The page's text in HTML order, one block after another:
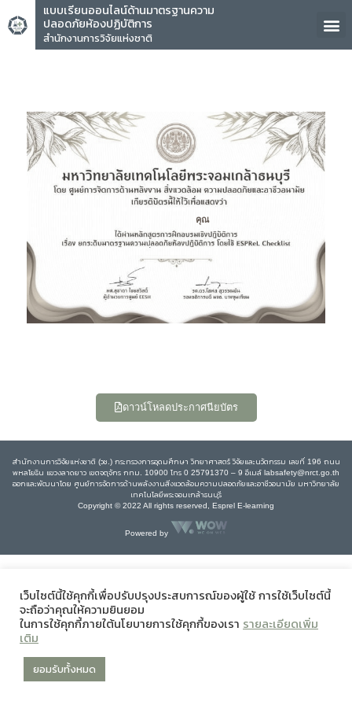
แบบเรียนออนไลน์ด้านมาตรฐานความ
ปลอดภัยห้องปฏิบัติการ
สำนักงานการวิจัยแห่งชาติ
คุณ
ดาวน์โหลดประกาศนียบัตร
สำนักงานการวิจัยแห่งชาติ (วช.) กระทรวงการอุดมศึกษา วิทยาศาสตร์ วิจัยและนวัตกรรม เลขที่ 196 ถนน
พหลโยธิน แขวงลาดยาว เขตจตุจักร กทม. 10900 โทร 0 25791370 – 9 อีเมล์ labsafety@nrct.go.th
ออกและพัฒนาโดย ศูนย์การจัดการด้านพลังงานสิ่งแวดล้อมความปลอดภัยและอาชีวอนามัย มหาวิทยาลัย
เทคโนโลยีพระจอมเกล้าธนบุรี
Copyright © 2022 All rights reserved, Esprel E-learning
Powered by
เว็บไซต์นี้ใช้คุกกี้เพื่อปรับปรุงประสบการณ์ของผู้ใช้ การใช้เว็บไซต์นี้
จะถือว่าคุณให้ความยินยอม
ในการใช้คุกกี้ภายใต้นโยบายการใช้คุกกี้ของเรา รายละเอียดเพิ่ม
เติม
ยอมรับทั้งหมด